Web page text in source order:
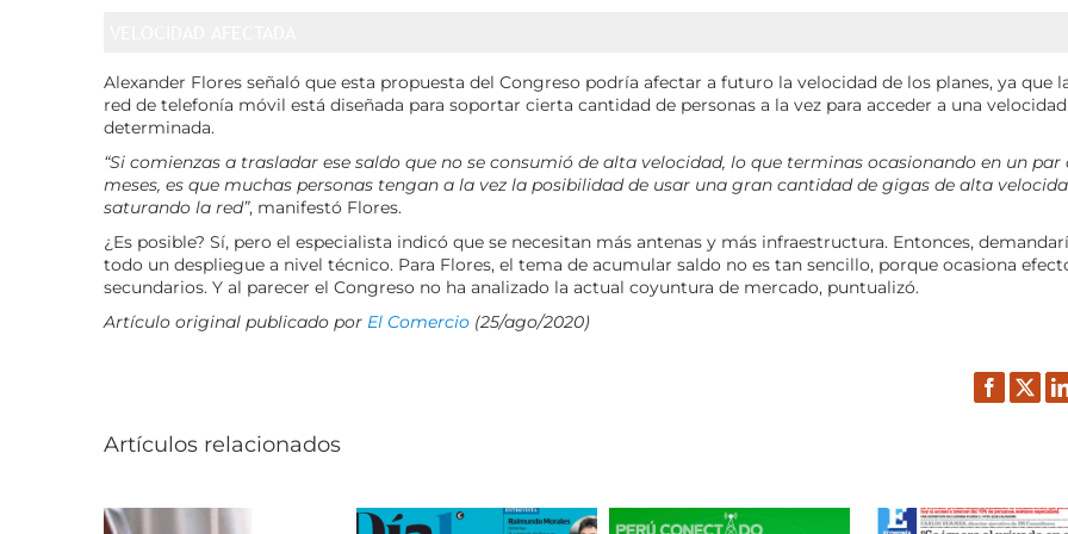
Alexander Flores señaló que esta propuesta del Congreso podría afectar a futuro la velocidad de los planes, ya que
red de telefonía móvil está diseñada para soportar cierta cantidad de personas a la vez para acceder a una velocidad
determinada.
“Si comienzas a trasladar ese saldo que no se consumió de alta velocidad, lo que terminas ocasionando en un par
meses, es que muchas personas tengan a la vez la posibilidad de usar una gran cantidad de gigas de alta
saturando la red”, manifestó Flores.
¿Es posible? Sí, pero el especialista indicó que se necesitan más antenas y más infraestructura. Entonces,
todo un despliegue a nivel técnico. Para Flores, el tema de acumular saldo no es tan sencillo, porque ocasiona
secundarios. Y al parecer el Congreso no ha analizado la actual coyuntura de mercado, puntualizó.
Artículo original publicado por El Comercio (25/ago/2020)
Facebook
Artículos relacionados